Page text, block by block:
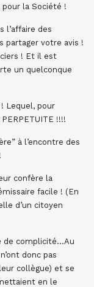
la Société !
l’affaire des
partager votre avis !
! Et il est
un quelconque
Lequel, pour
!!!!
à l’encontre des
confère la
facile ! (En
d’un citoyen
de complicité…Au
donc pas
collègue) et se
en le